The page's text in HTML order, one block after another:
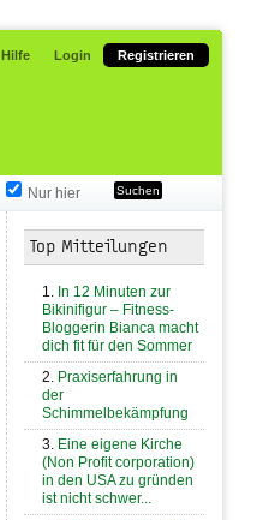
Hilfe Login Registrieren
Nur hier
Top Mitteilungen
In 12 Minuten zur
Bikinifigur – Fitness-
Bloggerin Bianca macht
dich fit für den Sommer
Praxiserfahrung in
der
Schimmelbekämpfung
Eine eigene Kirche
(Non Profit corporation)
in den USA zu gründen
ist nicht schwer...